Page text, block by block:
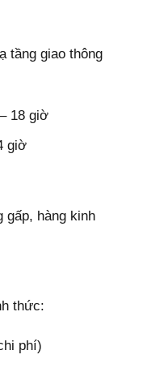
tầng giao thông
18 giờ
giờ
gấp, hàng kinh
thức:
phí)